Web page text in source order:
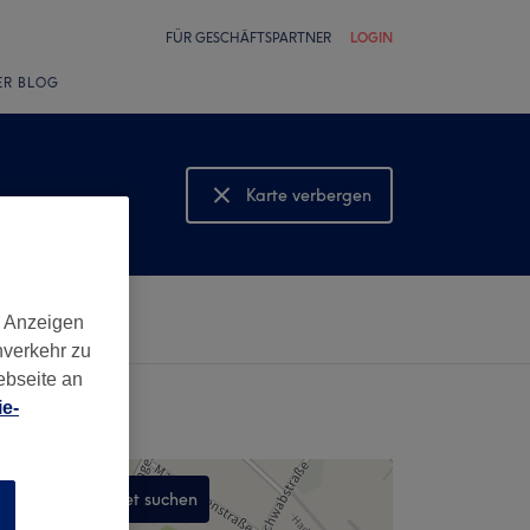
FÜR GESCHÄFTSPARTNER LOGIN
BLOG
Karte verbergen
Karte anzeigen
In diesem Gebiet suchen
zu
an